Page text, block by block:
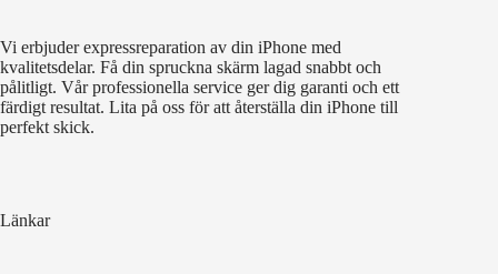
Vi erbjuder expressreparation av din iPhone med
kvalitetsdelar. Få din spruckna skärm lagad snabbt och
pålitligt. Vår professionella service ger dig garanti och ett
färdigt resultat. Lita på oss för att återställa din iPhone till
perfekt skick.
Länkar